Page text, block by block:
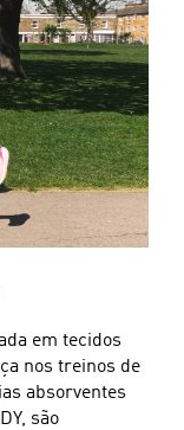
em tecidos
nos treinos de
absorventes
são